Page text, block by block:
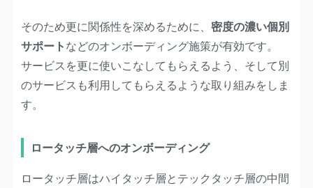
そのため更に関係性を深めるために、 密度の濃い個別
サポートなどのオンボーディング施策が有効です。
サービスを更に使いこなしてもらえるよう、そして別
のサービスも利用してもらえるような取り組みをしま
す。
ロータッチ層へのオンボーディング
ロータッチ層はハイタッチ層とテックタッチ層の中間